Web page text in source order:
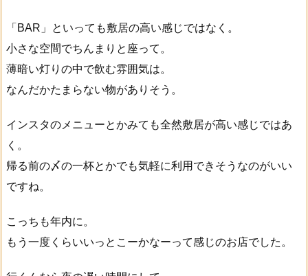
「BAR」といっても敷居の高い感じではなく。
小さな空間でちんまりと座って。
薄暗い灯りの中で飲む雰囲気は。
なんだかたまらない物がありそう。
インスタのメニューとかみても全然敷居が高い感じではあ
く。
帰る前の〆の一杯とかでも気軽に利用できそうなのがいい
ですね。
こっちも年内に。
もう一度くらいいっとこーかなーって感じのお店でした。